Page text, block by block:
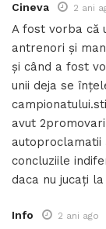
Cineva 2 ani
A fost vorba că
antrenori și
și când a fost
unii deja se
avut
autoproclamatii
concluziile
daca nu jucați
Info 2 ani ago